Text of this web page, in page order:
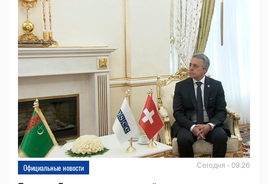
Официальные новости Сегодня - 09:26